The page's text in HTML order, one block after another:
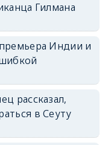
Гилмана
Индии и
рассказал,
в Сеуту